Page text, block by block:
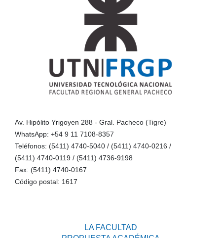
Av. Hipólito Yrigoyen 288 - Gral. Pacheco (Tigre)
WhatsApp: +54 9 11 7108-8357
Teléfonos: (5411) 4740-5040 / (5411) 4740-0216 /
(5411) 4740-0119 / (5411) 4736-9198
Fax: (5411) 4740-0167
Código postal: 1617
LA FACULTAD